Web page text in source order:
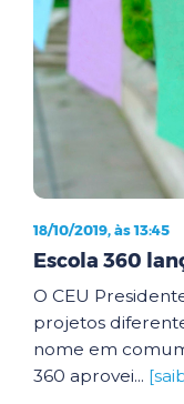
18/10/2019, às 13:45
Escola 360
O CEU
projetos
nome em
360 aprovei...